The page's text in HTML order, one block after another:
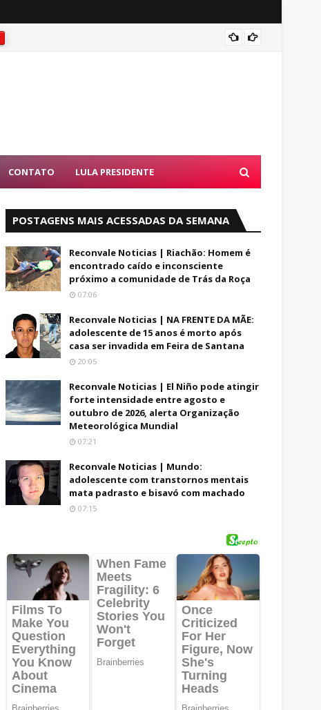
CONTATO LULA PRESIDENTE
POSTAGENS MAIS ACESSADAS DA SEMANA
Reconvale Noticias | Riachão: Homem é
encontrado caído e inconsciente
próximo a comunidade de Trás da Roça
07:06
Reconvale Noticias | NA FRENTE DA MÃE:
adolescente de 15 anos é morto após
casa ser invadida em Feira de Santana
20:05
Reconvale Noticias | El Niño pode atingir
forte intensidade entre agosto e
outubro de 2026, alerta Organização
Meteorológica Mundial
07:21
Reconvale Noticias | Mundo:
adolescente com transtornos mentais
mata padrasto e bisavó com machado
07:15